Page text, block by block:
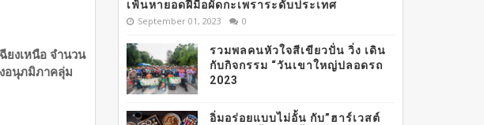
งเหนือ จำนวน
อนุภมิภาคลุ่ม
เฟ้นหายอดฝีมือผัดกะเพราระดับประเทศ
September 01, 2023 0
รวมพลคนหัวใจสีเขียวปั่น วิ่ง เดิน
กับกิจกรรม “วันเขาใหญ่ปลอดรถ
2023
อิ่มอร่อยแบบไม่อั้น กับ”ฮาร์เวสต์